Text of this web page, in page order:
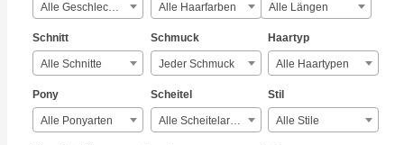
Alle Geschlechter Alle Haarfarben Alle Längen
Schnitt
Alle Schnitte
Schmuck
Jeder Schmuck
Haartyp
Alle Haartypen
Pony
Alle Ponyarten
Scheitel
Alle Scheitelarten
Stil
Alle Stile